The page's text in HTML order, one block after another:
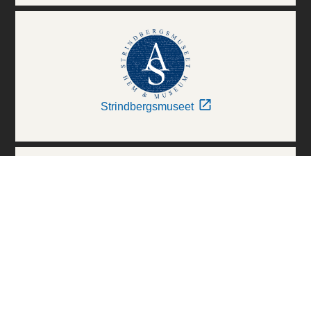
Strindbergsmuseet